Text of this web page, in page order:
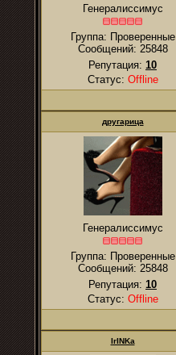
Генералиссимус
Группа: Проверенные
Сообщений: 25848
Репутация: 10
Статус: Offline
другарица
Генералиссимус
Группа: Проверенные
Сообщений: 25848
Репутация: 10
Статус: Offline
IrINKa